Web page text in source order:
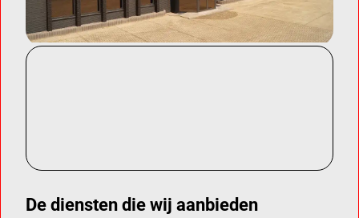
De diensten die wij aanbieden